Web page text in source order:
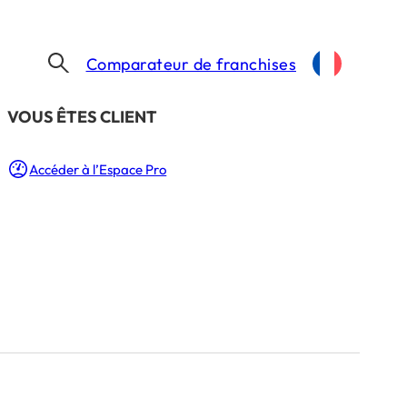
​VOUS ÊTES CLIENT
Accéder à l’Espace Pro
Comparateur de franchises